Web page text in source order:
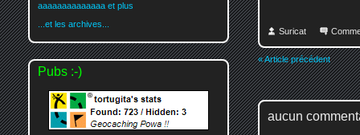
Suricat
« Article précédent
aucun
aaaaaaaaaaaaaa et plus
...et les archives...
Pubs :-)